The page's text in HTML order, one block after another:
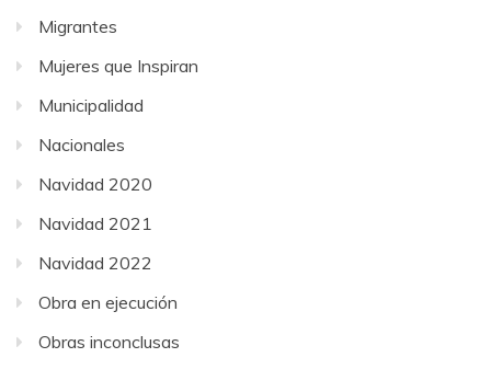
Migrantes
Mujeres que Inspiran
Municipalidad
Nacionales
Navidad 2020
Navidad 2021
Navidad 2022
Obra en ejecución
Obras inconclusas